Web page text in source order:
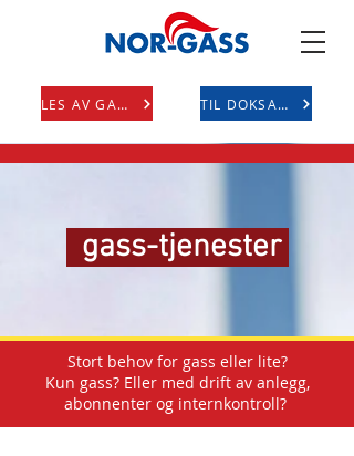
LES AV GASS TIL DOKSAVE
gass-tjenester
Stort behov for gass eller lite?
Kun gass? Eller med drift av anlegg,
abonnenter og internkontroll?